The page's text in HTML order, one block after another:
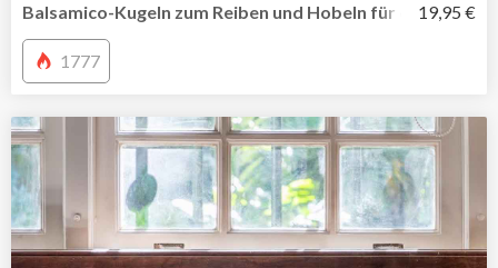
Balsamico-Kugeln zum Reiben und Hobeln für ein neues
19,95 €
1777